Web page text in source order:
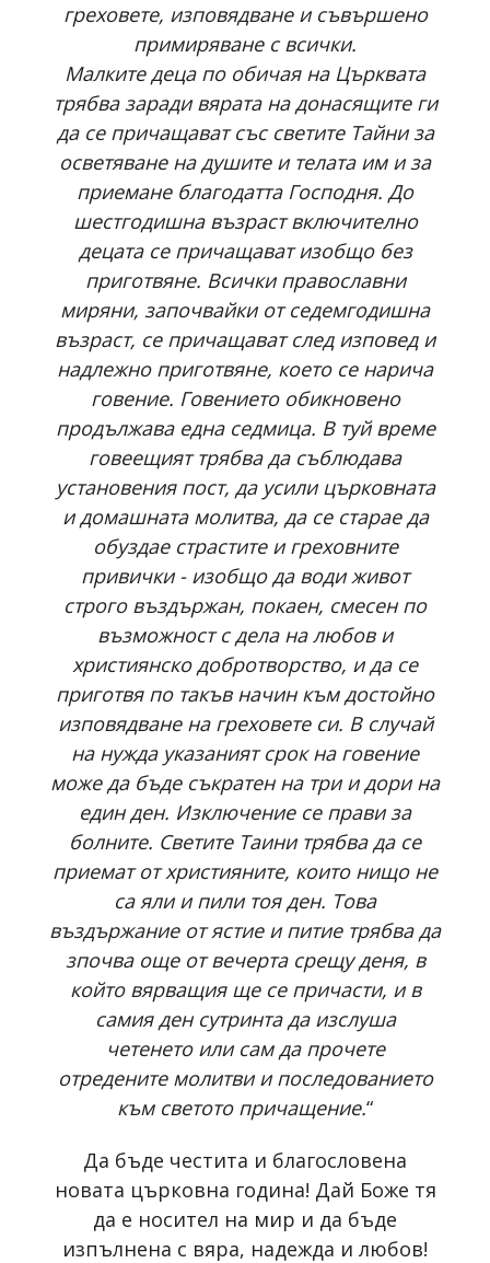
греховете, изповядване и съвършено
примиряване с всички.
Малките деца по обичая на Църквата
трябва заради вярата на донасящите ги
да се причащават със светите Тайни за
осветяване на душите и телата им и за
приемане благодатта Господня. До
шестгодишна възраст включително
децата се причащават изобщо без
приготвяне. Всички православни
миряни, започвайки от седемгодишна
възраст, се причащават след изповед и
надлежно приготвяне, което се нарича
говение. Говението обикновено
продължава една седмица. В туй време
говеещият трябва да съблюдава
установения пост, да усили църковната
и домашната молитва, да се старае да
обуздае страстите и греховните
привички - изобщо да води живот
строго въздържан, покаен, смесен по
възможност с дела на любов и
християнско добротворство, и да се
приготвя по такъв начин към достойно
изповядване на греховете си. В случай
на нужда указаният срок на говение
може да бъде съкратен на три и дори на
един ден. Изключение се прави за
болните. Светите Таини трябва да се
приемат от християните, които нищо не
са яли и пили тоя ден. Това
въздържание от ястие и питие трябва да
зпочва още от вечерта срещу деня, в
който вярващия ще се причасти, и в
самия ден сутринта да изслуша
четенето или сам да прочете
отредените молитви и последованието
към светото причащение.“
Да бъде честита и благословена
новата църковна година! Дай Боже тя
да е носител на мир и да бъде
изпълнена с вяра, надежда и любов!